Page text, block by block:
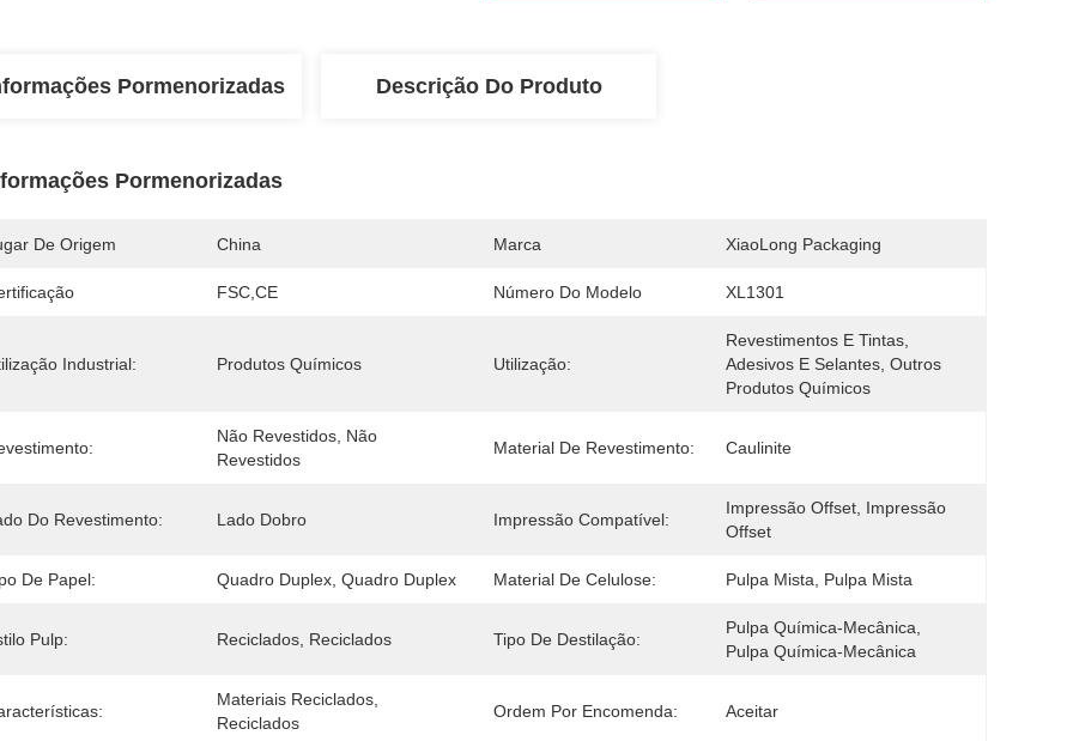
Pormenorizadas Descrição Do Produto
Pormenorizadas
De Origem China Marca XiaoLong Packaging
FSC,CE Número Do Modelo XL1301
Industrial: Produtos Químicos Utilização:
Revestimentos E Tintas,
Adesivos E Selantes, Outros
Produtos Químicos
Não Revestidos, Não
Revestidos
Material De Revestimento: Caulinite
Do Revestimento: Lado Dobro Impressão Compatível:
Impressão Offset, Impressão
Offset
De Papel: Quadro Duplex, Quadro Duplex Material De Celulose: Pulpa Mista, Pulpa Mista
Pulp: Reciclados, Reciclados Tipo De Destilação:
Pulpa Química-Mecânica,
Pulpa Química-Mecânica
Materiais Reciclados,
Reciclados
Ordem Por Encomenda: Aceitar